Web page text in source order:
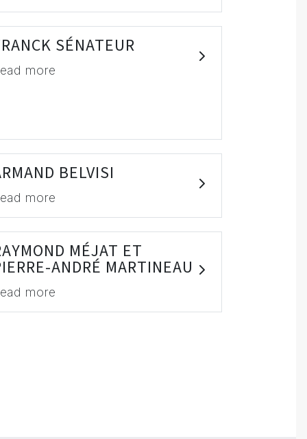
SÉNATEUR
more
BELVISI
more
MÉJAT ET
ANDRÉ MARTINEAU
more